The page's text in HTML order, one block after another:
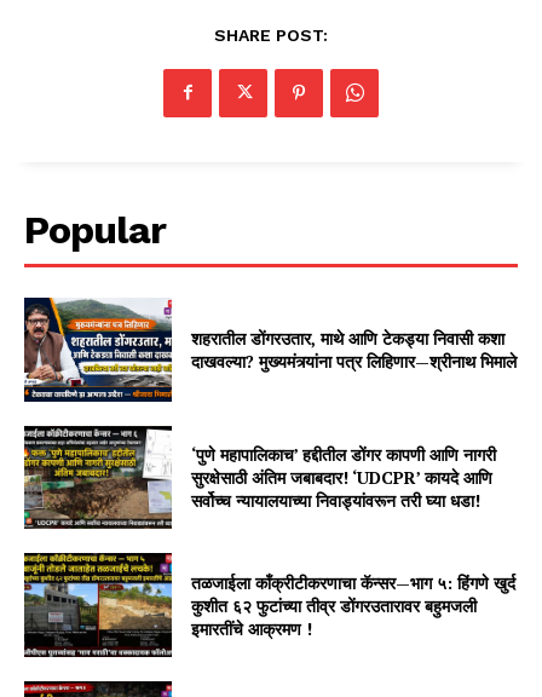
SHARE POST:
Popular
शहरातील डोंगरउतार, माथे आणि टेकड्या निवासी कशा
दाखवल्या? मुख्यमंत्र्यांना पत्र लिहिणार—श्रीनाथ भिमाले
‘पुणे महापालिकाच’ हद्दीतील डोंगर कापणी आणि नागरी
सुरक्षेसाठी अंतिम जबाबदार! ‘UDCPR’ कायदे आणि
सर्वोच्च न्यायालयाच्या निवाड्यांवरून तरी घ्या धडा!
तळजाईला काँक्रीटीकरणाचा कॅन्सर—भाग ५: हिंगणे खुर्द
कुशीत ६२ फुटांच्या तीव्र डोंगरउतारावर बहुमजली
इमारतींचे आक्रमण !